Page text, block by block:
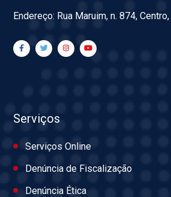
Endereço: Rua Maruim, n. 874,
Serviços
Serviços Online
Denúncia de Fiscalização
Denúncia Ética